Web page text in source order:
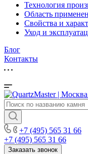
Технология
Область
Свойства и
Уход и
Блог
Контакты
+7 (495) 565 31 66
+7 (495) 565 31 66
Заказать звонок